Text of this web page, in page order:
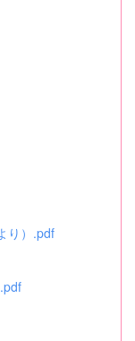
り）.pdf